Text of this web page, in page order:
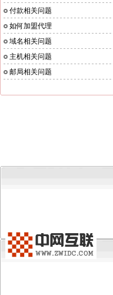
付款相关问题
如何加盟代理
域名相关问题
主机相关问题
邮局相关问题